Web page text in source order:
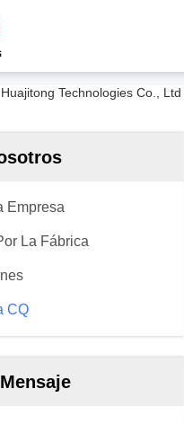
Huajitong Technologies Co.,
Empresa
La Fábrica
CQ